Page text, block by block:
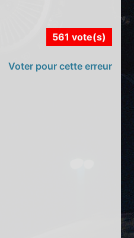
561 vote(s)
Voter pour cette erreur